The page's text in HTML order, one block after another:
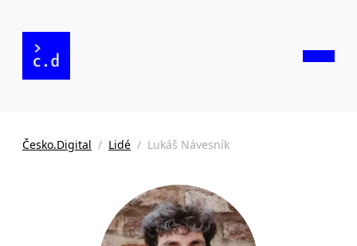
Česko.Digital / Lidé / Lukáš Návesník